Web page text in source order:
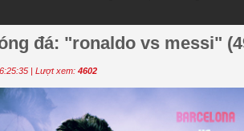
đá: "ronaldo vs messi"
| Lượt xem: 4602